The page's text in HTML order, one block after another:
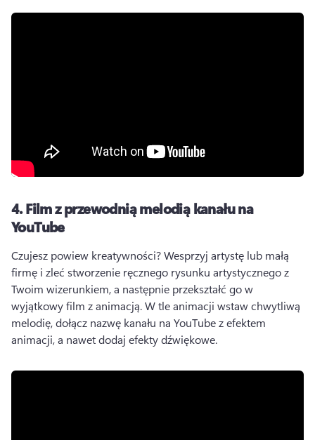
4.Film z przewodnią melodią kanału na
YouTube
Czujesz powiew kreatywności? Wesprzyj artystę lub małą
firmę i zleć stworzenie ręcznego rysunku artystycznego z
Twoim wizerunkiem, a następnie przekształć go w
wyjątkowy film z animacją. W tle animacji wstaw chwytliwą
melodię, dołącz nazwę kanału na YouTube z efektem
animacji, a nawet dodaj efekty dźwiękowe.